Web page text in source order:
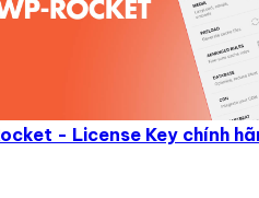
- License Key chính